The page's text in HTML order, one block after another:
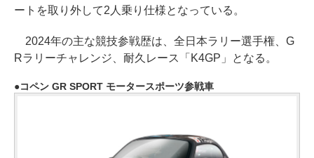
ートを取り外して2人乗り仕様となっている。
2024年の主な競技参戦歴は、全日本ラリー選手権、G
Rラリーチャレンジ、耐久レース「K4GP」となる。
コペン GR SPORT モータースポーツ参戦車